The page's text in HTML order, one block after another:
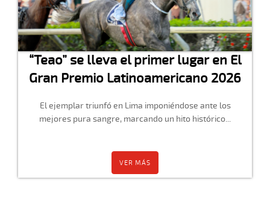
“Teao” se lleva el primer lugar en El
Gran Premio Latinoamericano 2026
El ejemplar triunfó en Lima imponiéndose ante los
mejores pura sangre, marcando un hito histórico...
VER MÁS